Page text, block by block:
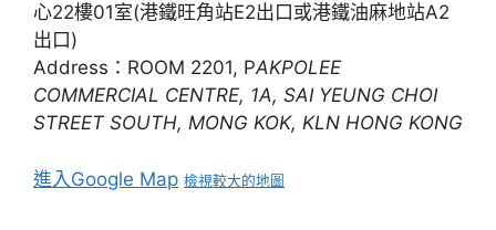
心22樓01室(港鐵旺角站E2出口或港鐵油麻地站A2
出口)
Address：ROOM 2201, PAKPOLEE
COMMERCIAL CENTRE, 1A, SAI YEUNG CHOI
STREET SOUTH, MONG KOK, KLN HONG KONG
進入Google Map 檢視較大的地圖